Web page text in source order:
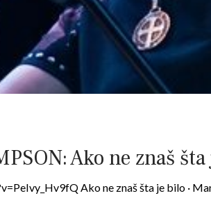
Ako ne znaš
Ako ne znaš šta je bilo ·